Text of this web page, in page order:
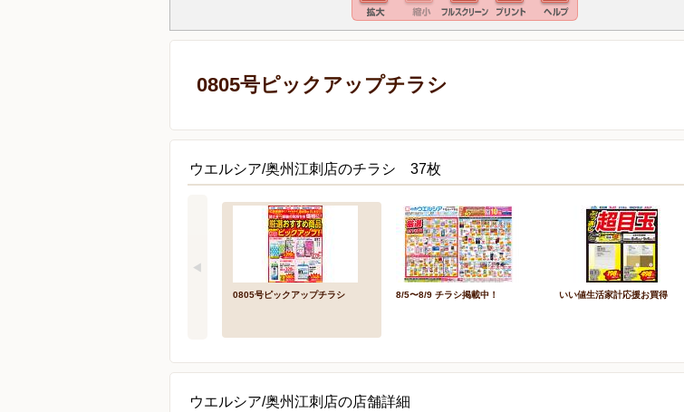
0805号ピックアップチラシ
ウエルシア/奥州江刺店のチラシ 37枚
0805号ピックアップチラシ 8/5〜8/9 チラシ掲載中！ いい値生活家計応援お買得
ウエルシア/奥州江刺店の店舗詳細